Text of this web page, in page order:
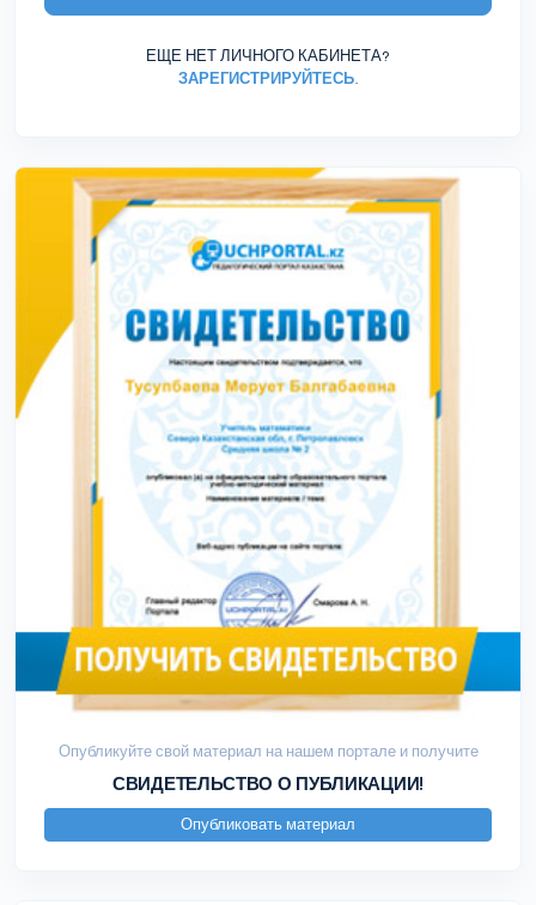
ЕЩЕ НЕТ ЛИЧНОГО КАБИНЕТА?
ЗАРЕГИСТРИРУЙТЕСЬ.
Опубликуйте свой материал на нашем портале и получите
СВИДЕТЕЛЬСТВО О ПУБЛИКАЦИИ!
Опубликовать материал